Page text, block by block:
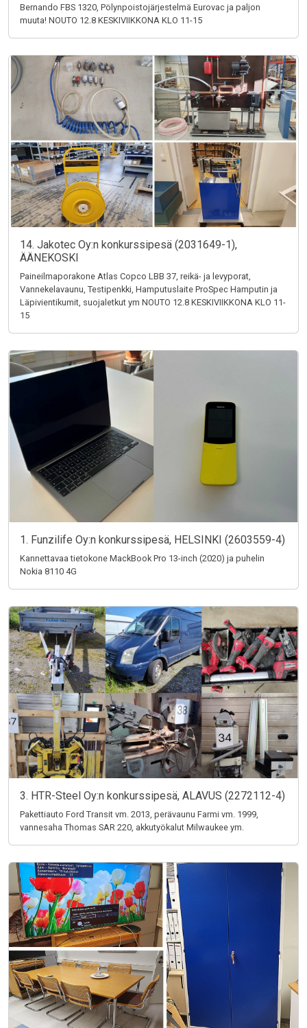
Bernando FBS 1320, Pölynpoistojärjestelmä Eurovac ja paljon
muuta! NOUTO 12.8 KESKIVIIKKONA KLO 11-15
14. Jakotec Oy:n konkurssipesä (2031649-1),
ÄÄNEKOSKI
Paineilmaporakone Atlas Copco LBB 37, reikä- ja levyporat,
Vannekelavaunu, Testipenkki, Hamputuslaite ProSpec Hamputin ja
Läpivientikumit, suojaletkut ym NOUTO 12.8 KESKIVIIKKONA KLO 11-
15
1. Funzilife Oy:n konkurssipesä, HELSINKI (2603559-4)
Kannettavaa tietokone MackBook Pro 13-inch (2020) ja puhelin
Nokia 8110 4G
3. HTR-Steel Oy:n konkurssipesä, ALAVUS (2272112-4)
Pakettiauto Ford Transit vm. 2013, perävaunu Farmi vm. 1999,
vannesaha Thomas SAR 220, akkutyökalut Milwaukee ym.